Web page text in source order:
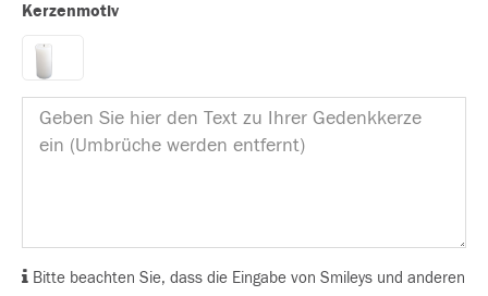
Kerzenmotiv
Bitte beachten Sie, dass die Eingabe von Smileys und anderen